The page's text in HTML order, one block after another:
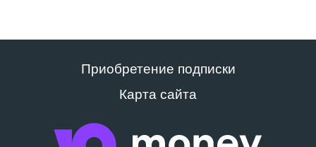
Приобретение подписки
Карта сайта